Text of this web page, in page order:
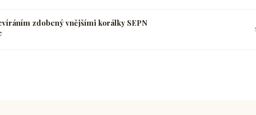
zdobený vnějšími korálky SEPN